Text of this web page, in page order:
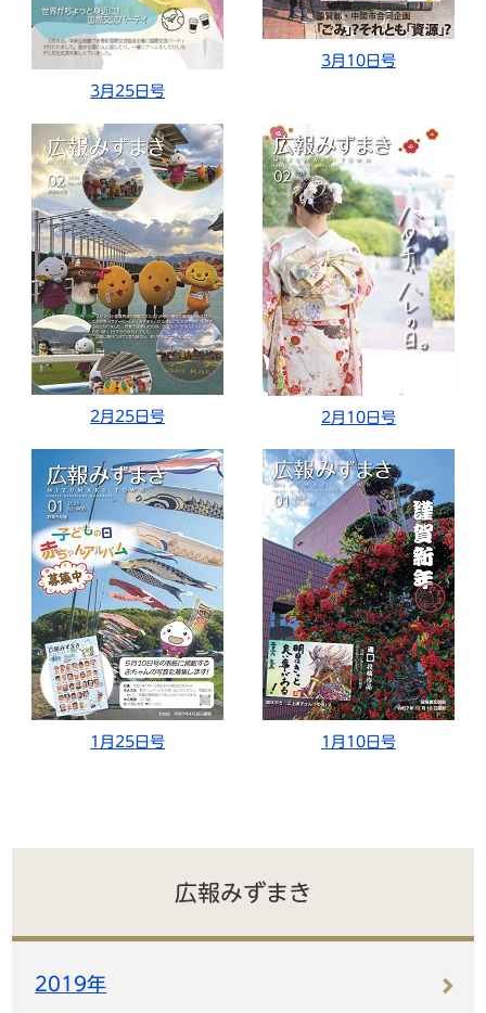
3月25日号
3月10日号
2月25日号 2月10日号
1月25日号 1月10日号
広報みずまき
2019年